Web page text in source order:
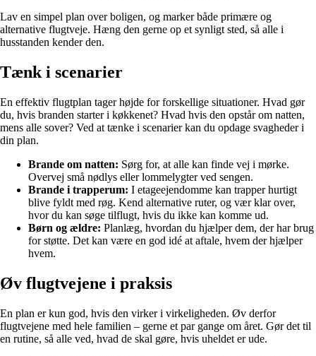
Lav en simpel plan over boligen, og marker både primære og
alternative flugtveje. Hæng den gerne op et synligt sted, så alle i
husstanden kender den.
Tænk i scenarier
En effektiv flugtplan tager højde for forskellige situationer. Hvad gør
du, hvis branden starter i køkkenet? Hvad hvis den opstår om natten,
mens alle sover? Ved at tænke i scenarier kan du opdage svagheder i
din plan.
Brande om natten: Sørg for, at alle kan finde vej i mørke.
Overvej små nødlys eller lommelygter ved sengen.
Brande i trapperum: I etageejendomme kan trapper hurtigt
blive fyldt med røg. Kend alternative ruter, og vær klar over,
hvor du kan søge tilflugt, hvis du ikke kan komme ud.
Børn og ældre: Planlæg, hvordan du hjælper dem, der har brug
for støtte. Det kan være en god idé at aftale, hvem der hjælper
hvem.
Øv flugtvejene i praksis
En plan er kun god, hvis den virker i virkeligheden. Øv derfor
flugtvejene med hele familien – gerne et par gange om året. Gør det til
en rutine, så alle ved, hvad de skal gøre, hvis uheldet er ude.